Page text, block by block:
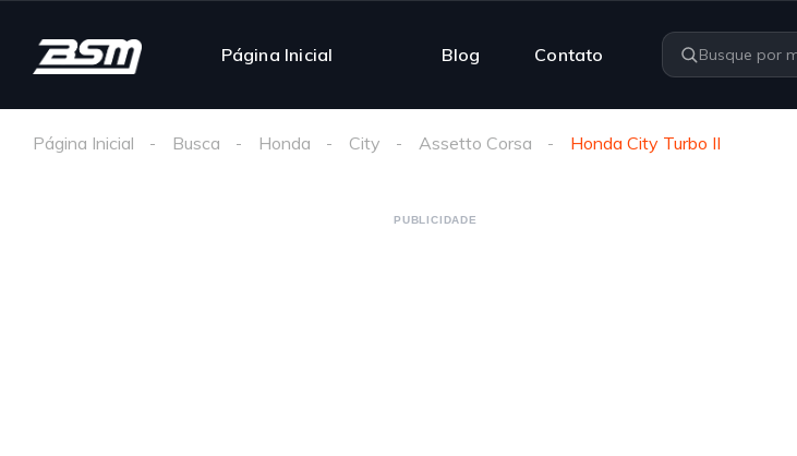
Página Inicial Blog Contato
Página Inicial Busca Honda City Assetto Corsa Honda City Turbo II
PUBLICIDADE